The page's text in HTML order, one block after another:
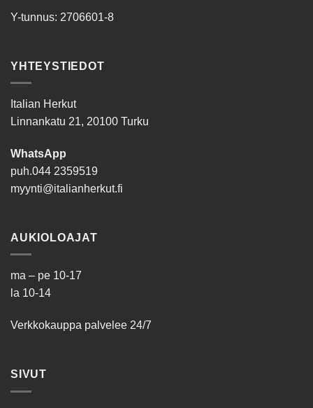
Y-tunnus: 2706601-8
YHTEYSTIEDOT
Italian Herkut
Linnankatu 21, 20100 Turku
WhatsApp
puh.044 2359519
myynti@italianherkut.fi
AUKIOLOAJAT
ma – pe 10-17
la 10-14
Verkkokauppa palvelee 24/7
SIVUT